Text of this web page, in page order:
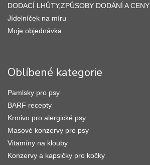
DODACÍ LHŮTY,ZPŮSOBY DODÁNÍ A CENY
Jídelníček na míru
Moje objednávka
Oblíbené kategorie
Pamlsky pro psy
BARF recepty
Krmivo pro alergické psy
Masové konzervy pro psy
Vitamíny na klouby
Konzervy a kapsičky pro kočky